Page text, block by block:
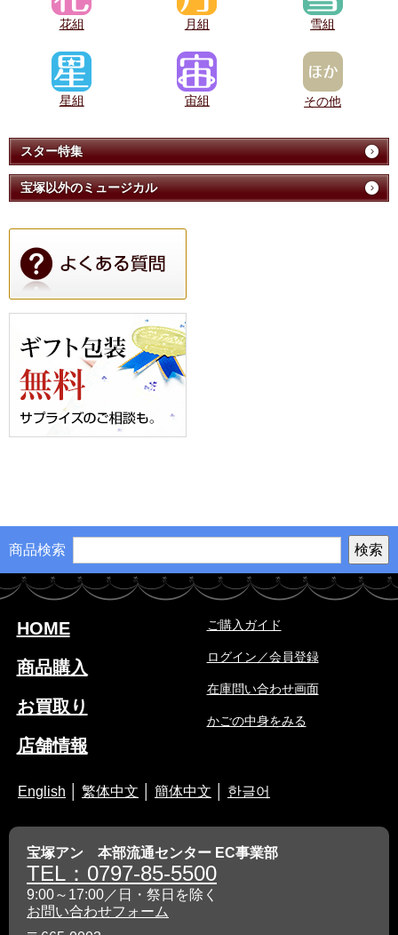
花組 月組 雪組
星組 宙組 その他
スター特集
宝塚以外のミュージカル
商品検索
HOME
商品購入
お買取り
店舗情報
ご購入ガイド
ログイン／会員登録
在庫問い合わせ画面
かごの中身をみる
English 繁体中文 簡体中文 한글어
宝塚アン 本部流通センター EC事業部
TEL：0797-85-5500
9:00～17:00／日・祭日を除く
お問い合わせフォーム